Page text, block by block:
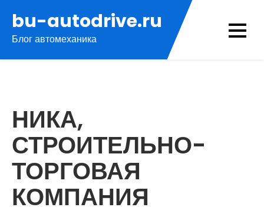
содержимому
bu-autodrive.ru
Блог автомеханика
НИКА,
СТРОИТЕЛЬНО-
ТОРГОВАЯ
КОМПАНИЯ